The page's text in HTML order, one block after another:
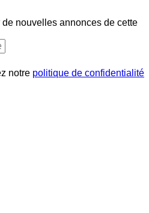
nouvelles annonces de cette
notre politique de confidentialité